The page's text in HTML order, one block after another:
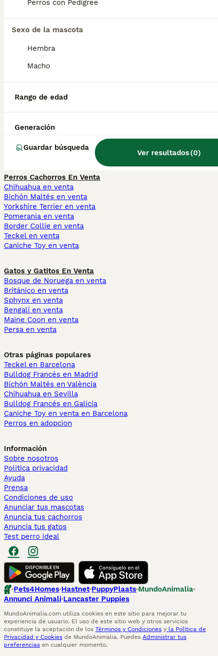
Perros con Pedigree
Sexo de la mascota
Hembra
Macho
Rango de edad
Generación
Guardar búsqueda
Ver resultados(0)
distante con los extraños, pero afectuoso
¿Qué significa Sloughi?
¿Es el sloughi un galgo
Perros Cachorros En Venta
Chihuahua en venta
Bichón Maltés en venta
Yorkshire Terrier en venta
Pomerania en venta
Border Collie en venta
Teckel en venta
Caniche Toy en venta
Gatos y Gatitos En Venta
Bosque de Noruega en venta
Británico en venta
Sphynx en venta
Bengalí en venta
Maine Coon en venta
Persa en venta
Otras páginas populares
Teckel en Barcelona
Bulldog Francés en Madrid
Bichón Maltés en València
Chihuahua en Sevilla
Bulldog Francés en Galicia
Caniche Toy en venta en Barcelona
Perros en adopcion
Información
Sobre nosotros
Politica privacidad
Ayuda
Prensa
Condiciones de uso
Anunciar tus mascotas
Anuncia tus cachorros
Anuncia tus gatos
Test perro ideal
Pets4Homes Hastnet PuppyPlaats MundoAnimalia
Annunci Animali Lancaster Puppies
MundoAnimalia.com utiliza cookies en este sitio para mejorar tu
experiencia de usuario. El uso de este sitio web y otros servicios
constituye la aceptación de los Términos y Condiciones y la Política de
Privacidad y Cookies de MundoAnimalia. Puedes Administrar tus
preferencias en cualquier momento.